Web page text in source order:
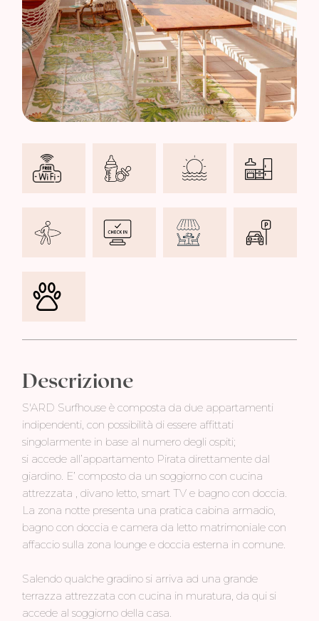
Descrizione
S'ARD Surfhouse è composta da due appartamenti
indipendenti, con possibilità di essere affittati
singolarmente in base al numero degli ospiti;
si accede all’appartamento Pirata direttamente dal
giardino. E’ composto da un soggiorno con cucina
attrezzata , divano letto, smart TV e bagno con doccia.
La zona notte presenta una pratica cabina armadio,
bagno con doccia e camera da letto matrimoniale con
affaccio sulla zona lounge e doccia esterna in comune.
Salendo qualche gradino si arriva ad una grande
terrazza attrezzata con cucina in muratura, da qui si
accede al soggiorno della casa.